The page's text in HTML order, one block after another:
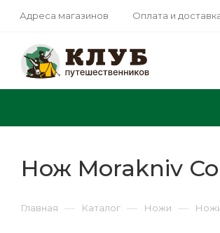
Адреса магазинов Оплата и
Нож Morakniv
Главная — Каталог — Ножи —